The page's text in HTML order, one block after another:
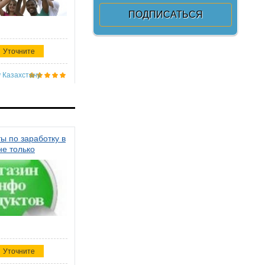
Уточните
Казахстану
по заработку в
только
Уточните